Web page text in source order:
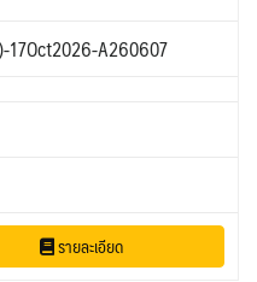
17Oct2026-A260607
รายละเอียด